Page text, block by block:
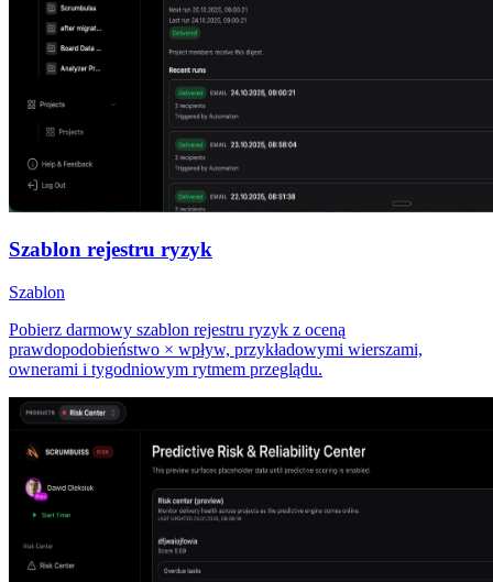
Szablon rejestru ryzyk
Szablon
Pobierz darmowy szablon rejestru ryzyk z oceną
prawdopodobieństwo × wpływ, przykładowymi wierszami,
ownerami i tygodniowym rytmem przeglądu.